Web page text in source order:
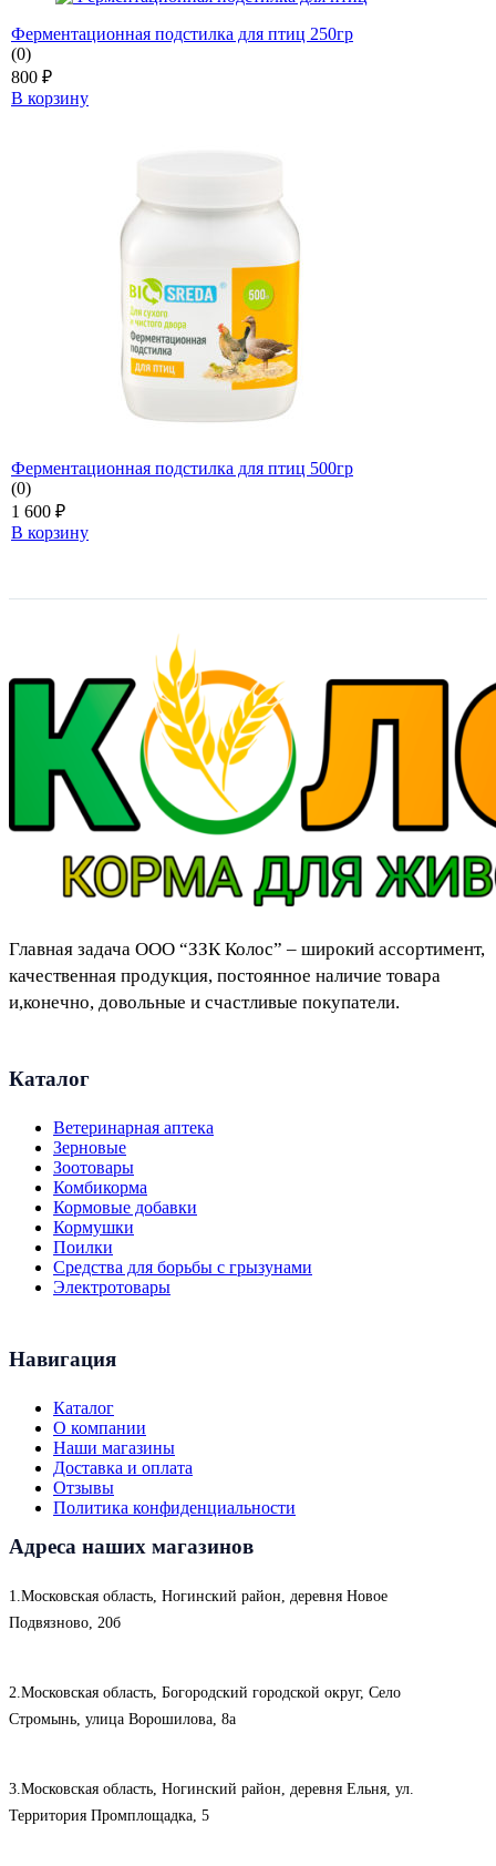
Ферментационная подстилка для птиц 250гр
(0)
800 ₽
В корзину
Ферментационная подстилка для птиц 500гр
(0)
1 600 ₽
В корзину
Главная задача ООО “ЗЗК Колос” – широкий ассортимент,
качественная продукция, постоянное наличие товара
и,конечно, довольные и счастливые покупатели.
Каталог
Ветеринарная аптека
Зерновые
Зоотовары
Комбикорма
Кормовые добавки
Кормушки
Поилки
Средства для борьбы с грызунами
Электротовары
Навигация
Каталог
О компании
Наши магазины
Доставка и оплата
Отзывы
Политика конфиденциальности
Адреса наших магазинов
1.Московская область, Ногинский район, деревня Новое
Подвязново, 20б
2.Московская область, Богородский городской округ, Село
Стромынь, улица Ворошилова, 8а
3.Московская область, Ногинский район, деревня Ельня, ул.
Территория Промплощадка, 5